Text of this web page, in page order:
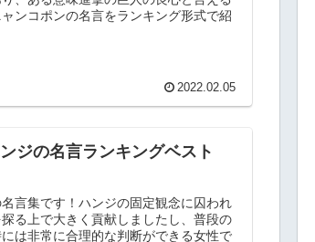
ンコポンの名言をランキング形式で紹
2022.02.05
ジの名言ランキングベスト
言集です！ハンジの固定観念に囚われ
る上で大きく貢献しましたし、普段の
は非常に合理的な判断ができる女性で